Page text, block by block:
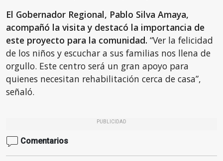
El Gobernador Regional, Pablo Silva Amaya,
acompañó la visita y destacó la importancia de
este proyecto para la comunidad. “Ver la felicidad
de los niños y escuchar a sus familias nos llena de
orgullo. Este centro será un gran apoyo para
quienes necesitan rehabilitación cerca de casa”,
señaló.
PUBLICIDAD
Comentarios